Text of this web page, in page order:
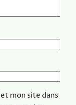
mon site dans